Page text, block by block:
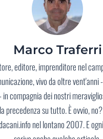
Marco Traferri
editore, imprenditore nel
vivo da oltre vent'anni
in compagnia dei nostri
precedenza su tutto. È ovvio,
nel lontano 2007. E